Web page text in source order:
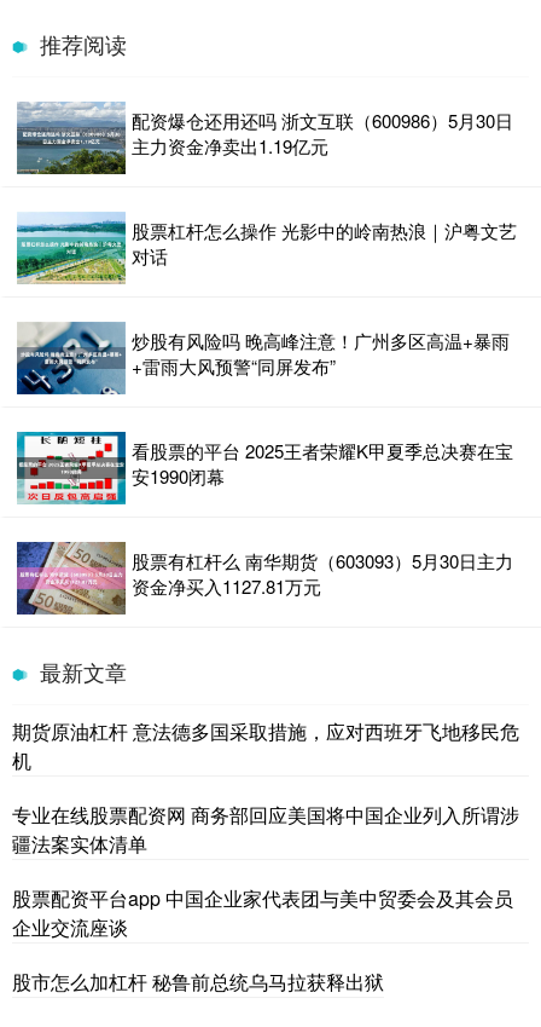
推荐阅读
配资爆仓还用还吗 浙文互联（600986）5月30日
主力资金净卖出1.19亿元
股票杠杆怎么操作 光影中的岭南热浪｜沪粤文艺
对话
炒股有风险吗 晚高峰注意！广州多区高温+暴雨
+雷雨大风预警“同屏发布”
看股票的平台 2025王者荣耀K甲夏季总决赛在宝
安1990闭幕
股票有杠杆么 南华期货（603093）5月30日主力
资金净买入1127.81万元
最新文章
期货原油杠杆 意法德多国采取措施，应对西班牙飞地移民危
机
专业在线股票配资网 商务部回应美国将中国企业列入所谓涉
疆法案实体清单
股票配资平台app 中国企业家代表团与美中贸委会及其会员
企业交流座谈
股市怎么加杠杆 秘鲁前总统乌马拉获释出狱